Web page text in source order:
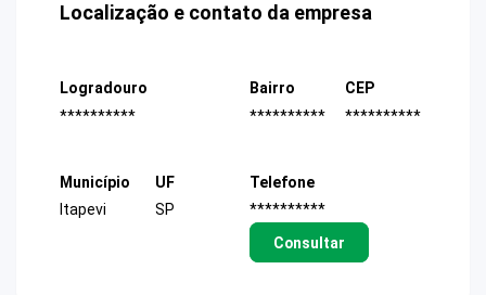
Localização e contato da empresa
Logradouro
**********
Bairro
**********
CEP
**********
Município
Itapevi
UF
SP
Telefone
**********
Consultar